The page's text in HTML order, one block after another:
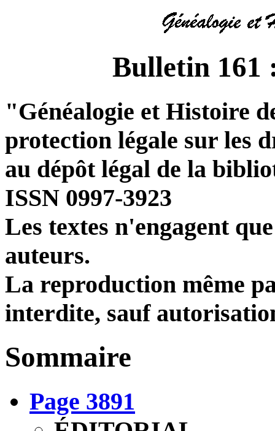
Bulletin 161
"Généalogie et Histoire
protection légale sur les
au dépôt légal de la
ISSN 0997-3923
Les textes n'engagent
auteurs.
La reproduction même
interdite, sauf
Sommaire
Page 3891